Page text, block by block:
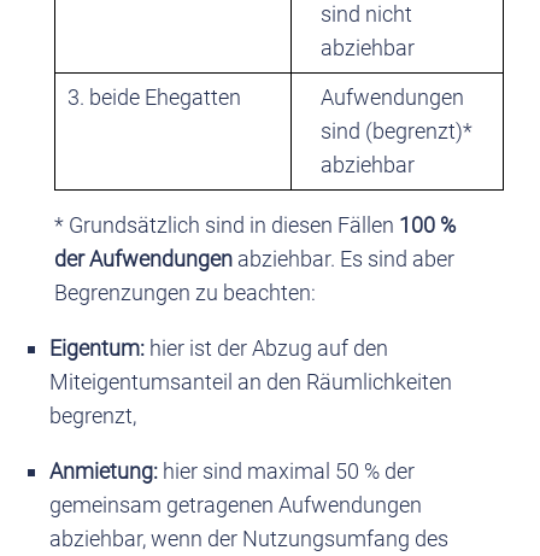
sind nicht
abziehbar
3. beide Ehegatten
Aufwendungen
sind (begrenzt)*
abziehbar
* Grundsätzlich sind in diesen Fällen 100 %
der Aufwendungenabziehbar. Es sind aber
Begrenzungen zu beachten:
Eigentum:hier ist der Abzug auf den
Miteigentumsanteil an den Räumlichkeiten
begrenzt,
Anmietung: hier sind maximal 50 % der
gemeinsam getragenen Aufwendungen
abziehbar, wenn der Nutzungsumfang des